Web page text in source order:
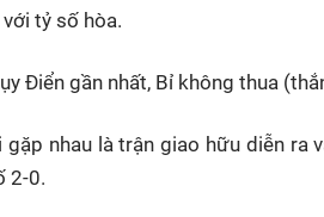
tỷ số hòa.
Điển gần nhất, Bỉ không thua
gặp nhau là trận giao hữu diễn ra
2-0.